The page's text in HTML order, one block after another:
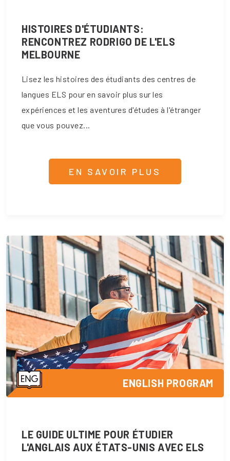
HISTOIRES D'ÉTUDIANTS:
RENCONTREZ RODRIGO DE L'ELS
MELBOURNE
Lisez les histoires des étudiants des centres de
langues ELS pour en savoir plus sur les
expériences et les aventures d'études à l'étranger
que vous pouvez...
EN SAVOIR PLUS
ENGLISH PROGRAM
LE GUIDE ULTIME POUR ÉTUDIER
L'ANGLAIS AUX ÉTATS-UNIS AVEC ELS